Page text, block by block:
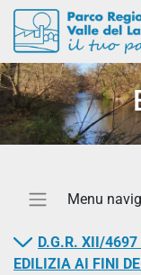
D.G.R. XII/
EDILIZIA AI FINI